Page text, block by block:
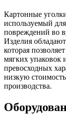
Картонные
используемый
повреждений во
Изделия
которая
мягких упаковок
превосходных
низкую
производства.